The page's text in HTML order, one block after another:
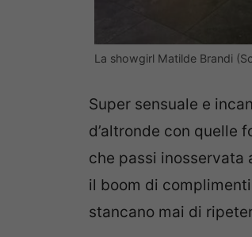
La showgirl Matilde Brandi
Super sensuale e
d’altronde con quelle
che passi inosservata
il boom di
stancano mai di